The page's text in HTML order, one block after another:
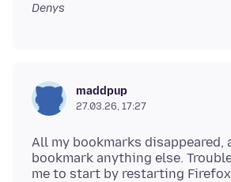
Denys
maddpup
27.03.26, 17:27
All my bookmarks disappeared,
bookmark anything else.
me to start by restarting